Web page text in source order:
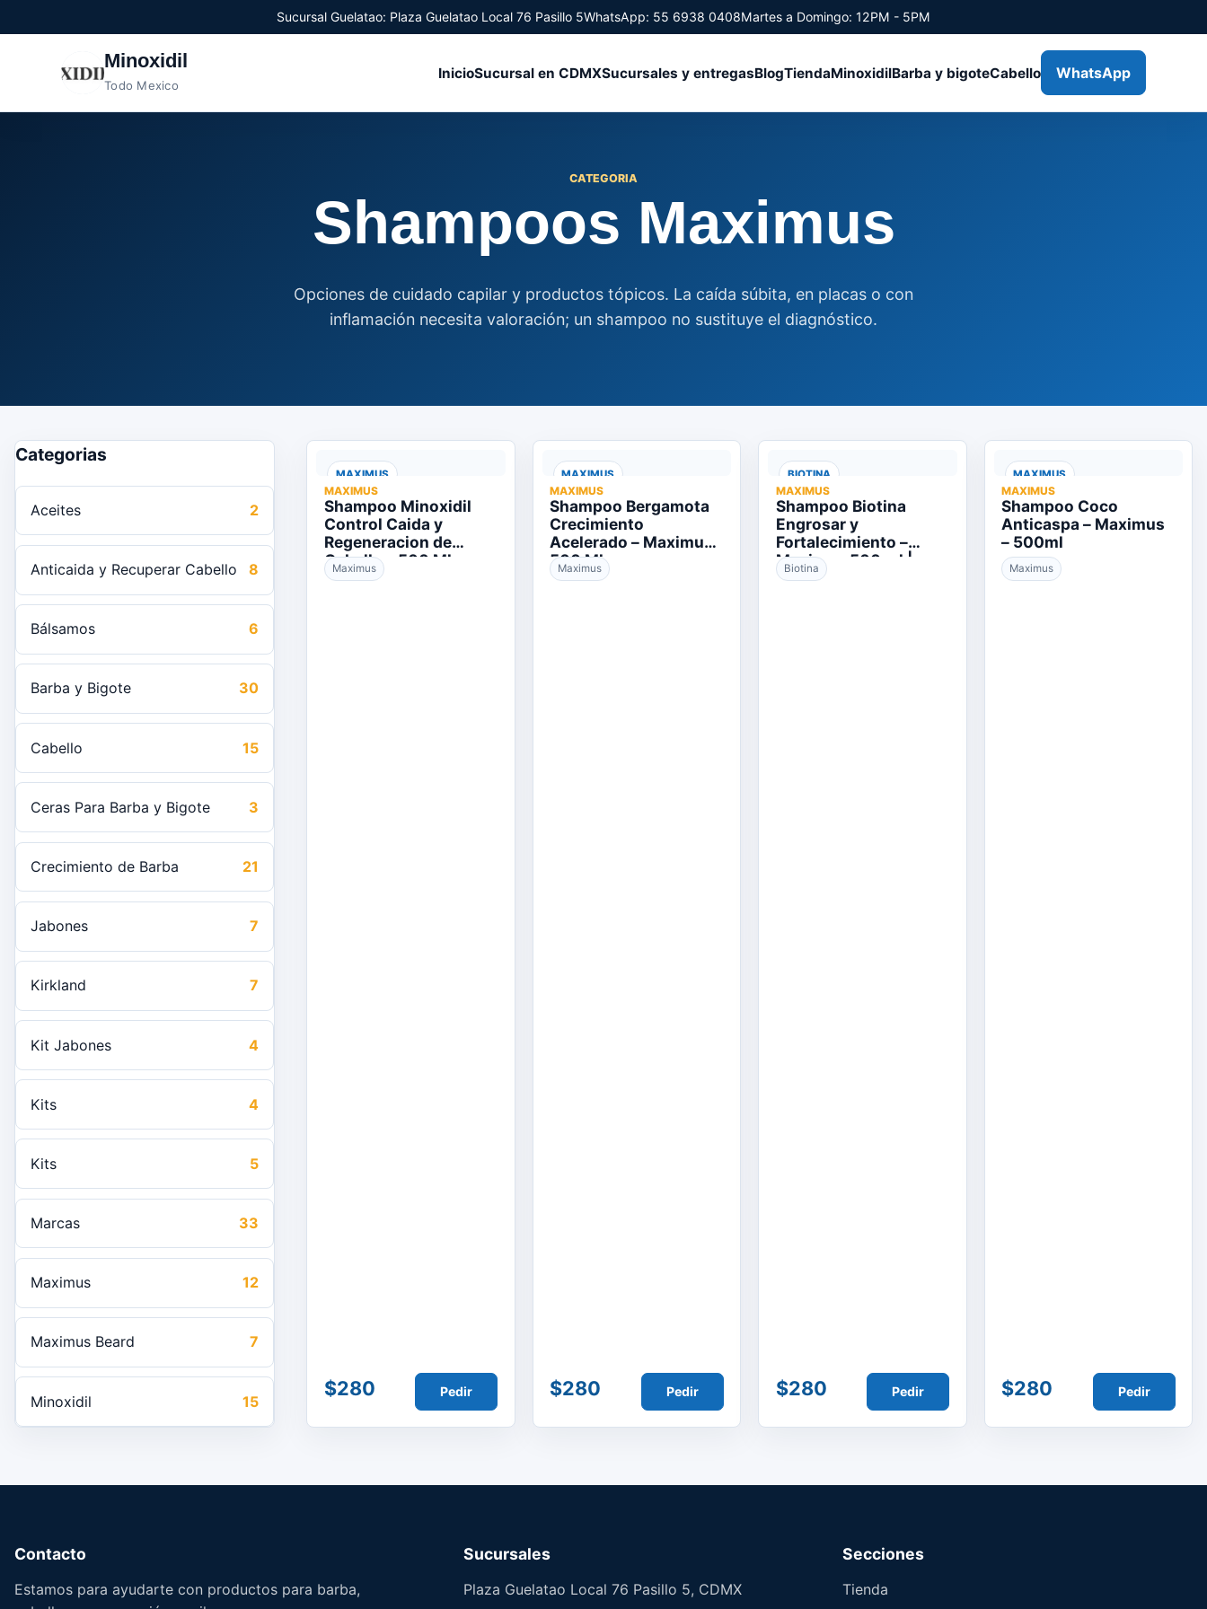
Sucursal Guelatao: Plaza Guelatao Local 76 Pasillo 5WhatsApp: 55 6938 0408Martes a Domingo: 12PM - 5PM
Minoxidil
Todo Mexico
InicioSucursal en CDMXSucursales y entregasBlogTiendaMinoxidilBarba y bigoteCabello WhatsApp
CATEGORIA
Shampoos Maximus
Opciones de cuidado capilar y productos tópicos. La caída súbita, en placas o con
inflamación necesita valoración; un shampoo no sustituye el diagnóstico.
Categorias
Aceites 2
Anticaida y Recuperar Cabello 8
Bálsamos 6
Barba y Bigote 30
Cabello 15
Ceras Para Barba y Bigote 3
Crecimiento de Barba 21
Jabones 7
Kirkland 7
Kit Jabones 4
Kits 4
Kits 5
Marcas 33
Maximus 12
Maximus Beard 7
Minoxidil 15
MAXIMUS
MAXIMUS
Shampoo Minoxidil
Control Caida y
Regeneracion de
Cabello – 500 Ml.
Maximus
$280 Pedir
MAXIMUS
MAXIMUS
Shampoo Bergamota
Crecimiento
Acelerado – Maximus
500 Ml.
Maximus
$280 Pedir
BIOTINA
MAXIMUS
Shampoo Biotina
Engrosar y
Fortalecimiento –
Maximus 500 ml |
Vitaminas para
Biotina
$280 Pedir
MAXIMUS
MAXIMUS
Shampoo Coco
Anticaspa – Maximus
– 500ml
Maximus
$280 Pedir
Contacto
Estamos para ayudarte con productos para barba,
Sucursales
Plaza Guelatao Local 76 Pasillo 5, CDMX
Secciones
Tienda